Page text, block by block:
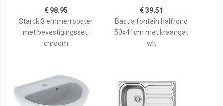
€ 98.95
Starck 3 emmerrooster
met bevestigingsset,
chroom
€ 39.51
Bastia fontein halfrond
50x41cm met kraangat
wit